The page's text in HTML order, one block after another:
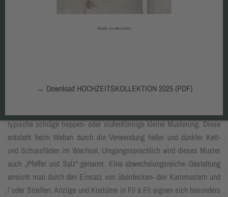
FIL À FIL
typische schräge treppen- oder stufenförmige kleine Musterung. Diese
entsteht beim Weben durch die Verwendung heller und dunkler Kett-
und Schussfäden im Wechsel. Umgangssprachlich wird dieses Muster
auch „Pfeffer und Salz“ genannt. Eine abwechslungsreiche Gestaltung
erreicht man durch den Einsatz von überdecken- den Karomustern und
/ oder Streifen. Anzüge und Kostüme in Fil à Fil eignen sich besonders
→ Download HOCHZEITSKOLLEKTION 2025 (PDF)